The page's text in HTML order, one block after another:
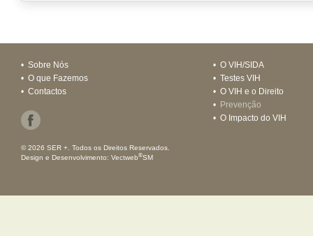
• Sobre Nós
• O que Fazemos
• Contactos
• O VIH/SIDA
• Testes VIH
• O VIH e o Direito
• Prevenção
• O Impacto do VIH
© 2026 SER +. Todos os Direitos Reservados.
Design e Desenvolvimento: Vectweb®SM